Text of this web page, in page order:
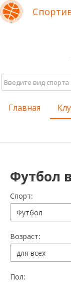
Главная
Футбол
Cпорт:
Футбол
Возраст:
для всех
Пол: